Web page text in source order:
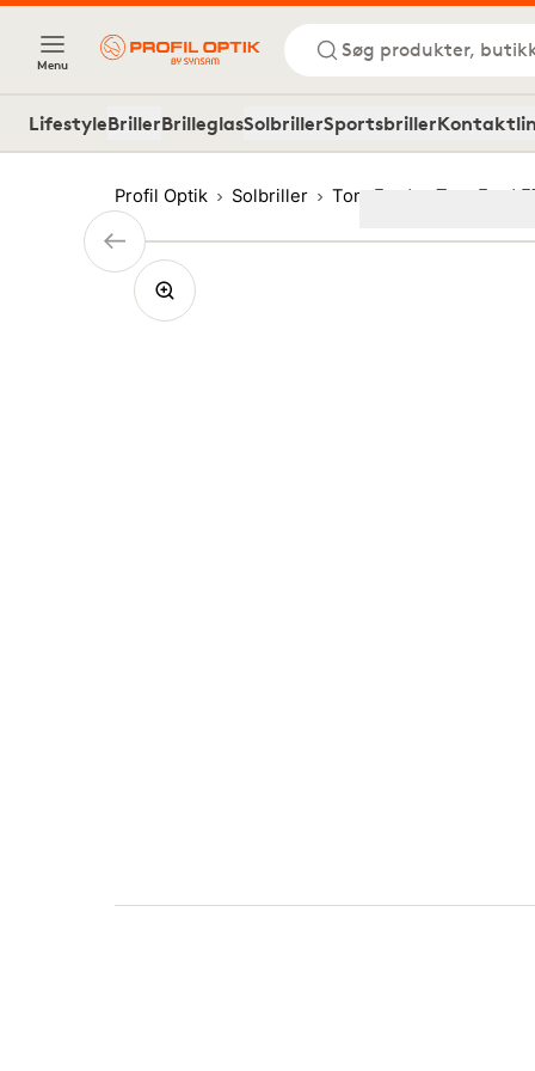
Menu
Søg produkter,
LifestyleBrillerBrilleglasSolbrillerSportsbriller
Profil Optik Solbriller Tom Ford Tom Ford